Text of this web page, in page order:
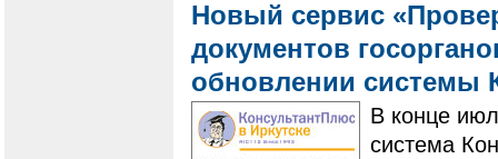
Новый сервис
документов
обновлении системы
В конце
система